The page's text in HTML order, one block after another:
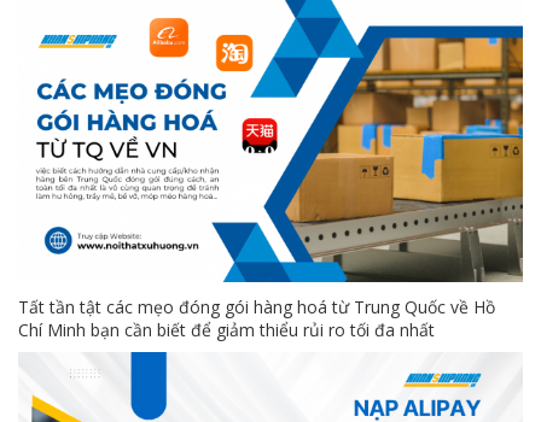
Tất tần tật các mẹo đóng gói hàng hoá từ Trung Quốc về Hồ
Chí Minh bạn cần biết để giảm thiểu rủi ro tối đa nhất